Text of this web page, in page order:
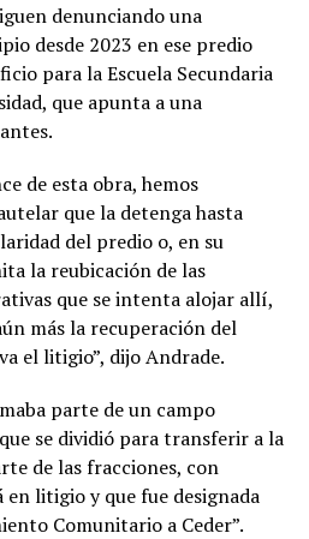
denunciando una
desde 2023 en ese predio
para la Escuela Secundaria
que apunta a una
de esta obra, hemos
que la detenga hasta
del predio o, en su
la reubicación de las
que se intenta alojar allí,
más la recuperación del
el litigio”, dijo Andrade.
parte de un campo
se dividió para transferir a la
de las fracciones, con
en litigio y que fue designada
Comunitario a Ceder”.